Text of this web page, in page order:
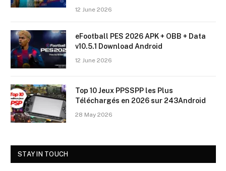
12 June 2026
eFootball PES 2026 APK + OBB + Data
v10.5.1 Download Android
12 June 2026
Top 10 Jeux PPSSPP les Plus
Téléchargés en 2026 sur 243Android
28 May 2026
STAY IN TOUCH